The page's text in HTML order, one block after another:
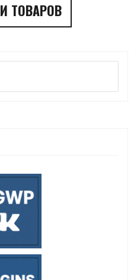
ТОВАРОВ